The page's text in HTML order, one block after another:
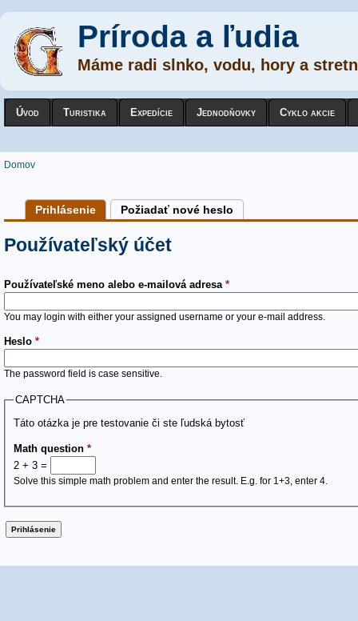
Príroda a ľudia
Máme radi slnko, vodu, hory a
Úvod Turistika Expedície Jednodňovky Cyklo akcie
Nachádzate sa tu
Domov
Primárne karty
Prihlásenie (active tab)
Požiadať nové heslo
Používateľský účet
Používateľské meno alebo e-mailová adresa *
You may login with either your assigned username or your e-mail address.
Heslo *
The password field is case sensitive.
CAPTCHA
Táto otázka je pre testovanie či ste ľudská bytosť
Math question *
2 + 3 =
Solve this simple math problem and enter the result. E.g. for 1+3, enter 4.